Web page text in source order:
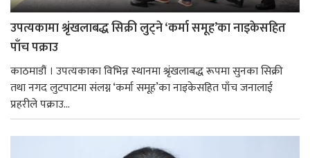
उपत्यकामा श्रृंखलाबद्ध सिक्री लुट्ने ‘कर्मा समूह’का नाइकेसहित
पाँच पक्राउ
काठमाडौं । उपत्यकाका विभिन्न स्थानमा श्रृंखलाबद्ध रूपमा सुनका सिक्री
तथा नगद लुटपाटमा संलग्न ‘कर्मा समूह’का नाइकेसहित पाँच जनालाई
प्रहरीले पक्राउ...